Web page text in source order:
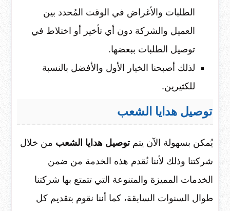
الطلبات والأغراض في الوقت المُحدد بين
العميل والشركة دون أي تأخير أو اختلاط في
توصيل الطلبات ببعضها.
لذلك أصبحنا الخيار الأول والأفضل بالنسبة
للكثيرين.
توصيل هدايا الشعب
يُمكن بسهولة الآن يتمتوصيل هدايا الشعب من خلال
شركتنا وذلك لأننا نُقدم هذه الخدمة من ضمن
الخدمات المميزة والمتنوعة التي تتمتع بها شركتنا
طوال السنوات السابقة، كما أننا نقوم بتقديم كل